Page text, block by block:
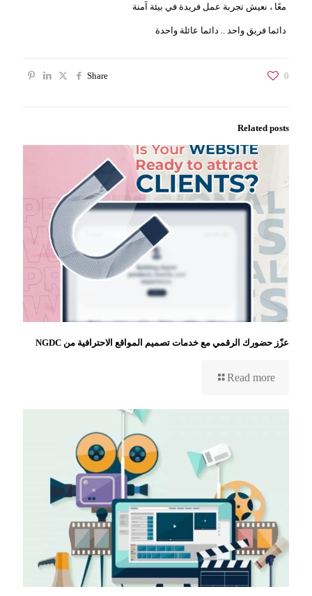
معًا ، نعيش تجربة عمل فريدة في بيئة آمنة
دائما فريق واحد .. دائما عائلة واحدة
Share 0
Related posts
عزّز حضورك الرقمي مع خدمات تصميم المواقع الاحترافية من NGDC
Read more